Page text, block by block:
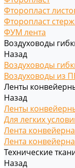
Фторопласт
Фторопласт
ФУМ лента
Воздуховоды
Назад
Воздуховоды
Воздуховоды из
Ленты
Назад
Ленты
Для легких
Лента
Лента
Технические
Назад